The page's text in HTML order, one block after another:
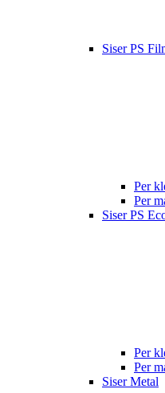
Siser PS
Per
Per
Siser PS
Per
Per
Siser Metal